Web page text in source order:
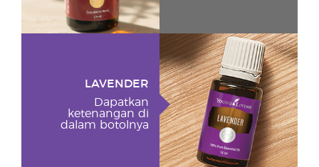
LAVENDER
Dapatkan
ketenangan di
dalam botolnya